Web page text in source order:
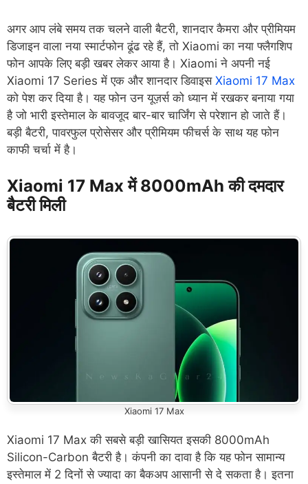
अगर आप लंबे समय तक चलने वाली बैटरी, शानदार कैमरा और प्रीमियम
डिजाइन वाला नया स्मार्टफोन ढूंढ रहे हैं, तो Xiaomi का नया फ्लैगशिप
फोन आपके लिए बड़ी खबर लेकर आया है। Xiaomi ने अपनी नई
Xiaomi 17 Series में एक और शानदार डिवाइस Xiaomi 17 Max
को पेश कर दिया है। यह फोन उन यूज़र्स को ध्यान में रखकर बनाया गया
है जो भारी इस्तेमाल के बावजूद बार-बार चार्जिंग से परेशान हो जाते हैं।
बड़ी बैटरी, पावरफुल प्रोसेसर और प्रीमियम फीचर्स के साथ यह फोन
काफी चर्चा में है।
Xiaomi 17 Max में 8000mAh की दमदार
बैटरी मिली
Xiaomi 17 Max
Xiaomi 17 Max की सबसे बड़ी खासियत इसकी 8000mAh
Silicon-Carbon बैटरी है। कंपनी का दावा है कि यह फोन सामान्य
इस्तेमाल में 2 दिनों से ज्यादा का बैकअप आसानी से दे सकता है। इतना